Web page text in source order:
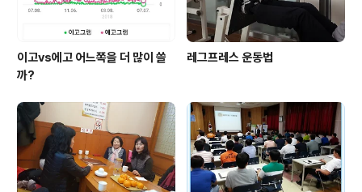
이고vs에고 어느쪽을 더 많이 쓸
까?
레그프레스 운동법